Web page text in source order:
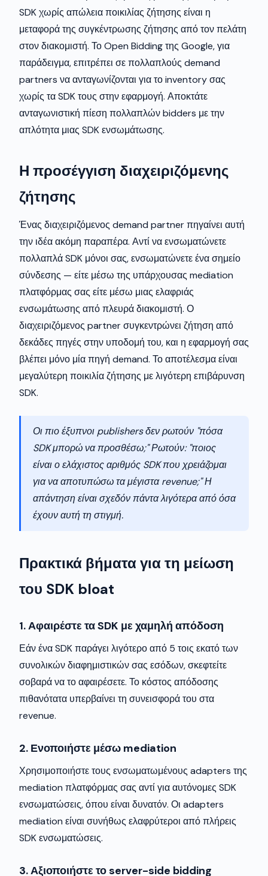
SDK χωρίς απώλεια ποικιλίας ζήτησης είναι η
μεταφορά της συγκέντρωσης ζήτησης από τον πελάτη
στον διακομιστή. Το Open Bidding της Google, για
παράδειγμα, επιτρέπει σε πολλαπλούς demand
partners να ανταγωνίζονται για το inventory σας
χωρίς τα SDK τους στην εφαρμογή. Αποκτάτε
ανταγωνιστική πίεση πολλαπλών bidders με την
απλότητα μιας SDK ενσωμάτωσης.
Η προσέγγιση διαχειριζόμενης
ζήτησης
Ένας διαχειριζόμενος demand partner πηγαίνει αυτή
την ιδέα ακόμη παραπέρα. Αντί να ενσωματώνετε
πολλαπλά SDK μόνοι σας, ενσωματώνετε ένα σημείο
σύνδεσης — είτε μέσω της υπάρχουσας mediation
πλατφόρμας σας είτε μέσω μιας ελαφριάς
ενσωμάτωσης από πλευρά διακομιστή. Ο
διαχειριζόμενος partner συγκεντρώνει ζήτηση από
δεκάδες πηγές στην υποδομή του, και η εφαρμογή σας
βλέπει μόνο μία πηγή demand. Το αποτέλεσμα είναι
μεγαλύτερη ποικιλία ζήτησης με λιγότερη επιβάρυνση
SDK.
Οι πιο έξυπνοι publishers δεν ρωτούν "πόσα
SDK μπορώ να προσθέσω;" Ρωτούν: "ποιος
είναι ο ελάχιστος αριθμός SDK που χρειάζομαι
για να αποτυπώσω τα μέγιστα revenue;" Η
απάντηση είναι σχεδόν πάντα λιγότερα από όσα
έχουν αυτή τη στιγμή.
Πρακτικά βήματα για τη μείωση
του SDK bloat
1. Αφαιρέστε τα SDK με χαμηλή απόδοση
Εάν ένα SDK παράγει λιγότερο από 5 τοις εκατό των
συνολικών διαφημιστικών σας εσόδων, σκεφτείτε
σοβαρά να το αφαιρέσετε. Το κόστος απόδοσης
πιθανότατα υπερβαίνει τη συνεισφορά του στα
revenue.
2. Ενοποιήστε μέσω mediation
Χρησιμοποιήστε τους ενσωματωμένους adapters της
mediation πλατφόρμας σας αντί για αυτόνομες SDK
ενσωματώσεις, όπου είναι δυνατόν. Οι adapters
mediation είναι συνήθως ελαφρύτεροι από πλήρεις
SDK ενσωματώσεις.
3. Αξιοποιήστε το server-side bidding